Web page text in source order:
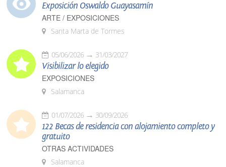
Exposición Oswaldo Guayasamín
ARTE / EXPOSICIONES
Santa Marta de Tormes
05/06/2026 31/03/2027
Visibilizar lo elegido
EXPOSICIONES
Salamanca
01/07/2026 30/09/2026
122 Becas de residencia con alojamiento completo y
gratuito
OTRAS ACTIVIDADES
Salamanca